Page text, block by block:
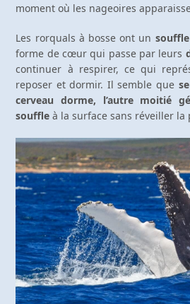
moment où les nageoires
Les rorquals à bosse ont un
forme de cœur qui passe par leurs
continuer à respirer, ce qui
reposer et dormir. Il semble que
cerveau dorme, l’autre moitié
souffle à la surface sans réveiller la